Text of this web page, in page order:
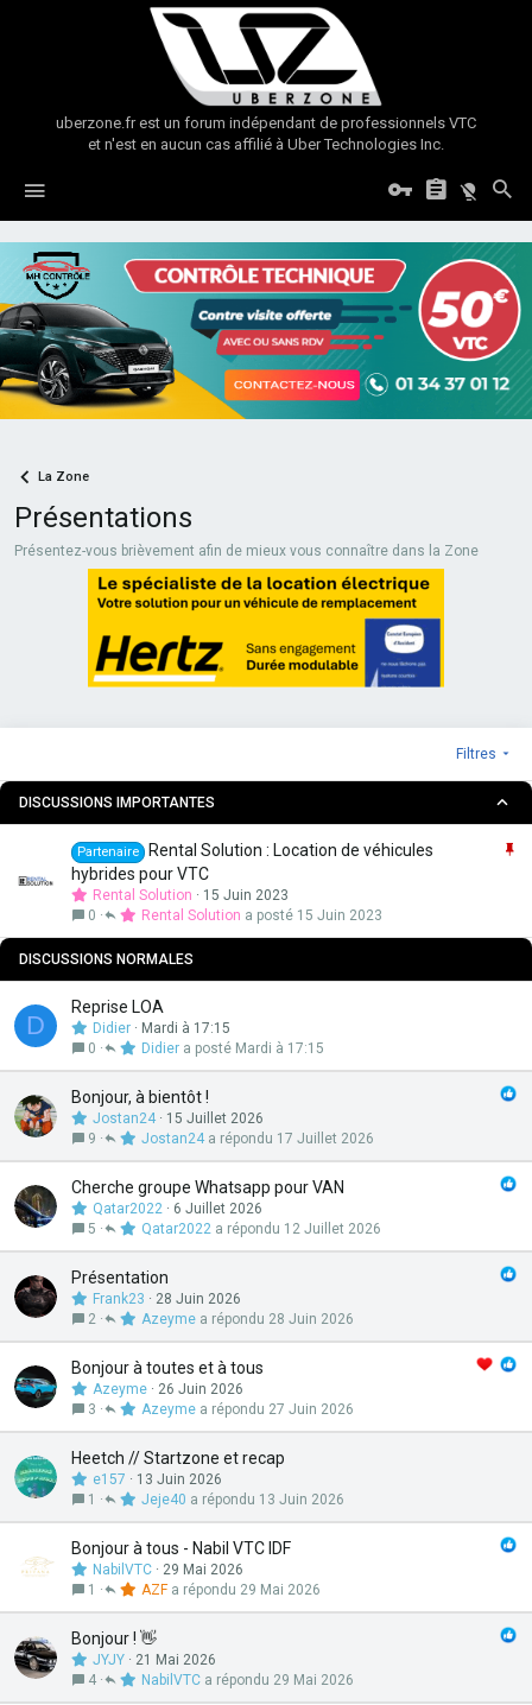
uberzone.fr est un forum indépendant de professionnels VTC
et n'est en aucun cas affilié à Uber Technologies Inc.
La Zone
Présentations
Présentez-vous brièvement afin de mieux vous connaître dans la Zone
Filtres
DISCUSSIONS IMPORTANTES
r
Partenaire
Rental Solution : Location de véhicules
hybrides pour VTC
Rental Solution
15 Juin 2023
0
15 Juin 2023
Rental Solution
DISCUSSIONS NORMALES
D
Reprise LOA
Didier
Mardi à 17:15
0
Mardi à 17:15
Didier
Bonjour, à bientôt !
Jostan24
15 Juillet 2026
9
17 Juillet 2026
Jostan24
Cherche groupe Whatsapp pour VAN
Qatar2022
6 Juillet 2026
5
12 Juillet 2026
Qatar2022
Présentation
Frank23
28 Juin 2026
2
28 Juin 2026
Azeyme
Bonjour à toutes et à tous
Azeyme
26 Juin 2026
3
27 Juin 2026
Azeyme
Heetch // Startzone et recap
e157
13 Juin 2026
1
13 Juin 2026
Jeje40
Bonjour à tous - Nabil VTC IDF
NabilVTC
29 Mai 2026
1
29 Mai 2026
AZF
Bonjour ! 👋
JYJY
21 Mai 2026
4
29 Mai 2026
NabilVTC